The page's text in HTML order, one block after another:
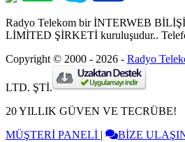
Radyo Telekom bir İNTERWEB
LİMİTED ŞİRKETİ kuruluşudur..
Copyright © 2000 - 2026 - Radyo
LTD. ŞTİ.
20 YILLIK GÜVEN VE TECRÜBE!
MÜŞTERİ PANELİ | BİZE